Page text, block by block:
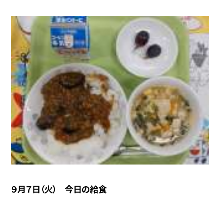
９月７日（火） 今日の給食